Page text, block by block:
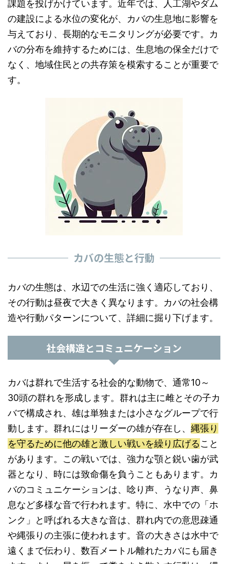
課題を投げかけています。近年では、人工湖やダム
の建設による水位の変化が、カバの生息地に影響を
与えており、長期的なモニタリングが必要です。カ
バの分布を維持するためには、生息地の保全だけで
なく、地域住民との共存策を模索することが重要で
す。
カバの生態と行動
カバの生態は、水辺での生活に強く適応しており、
その行動は昼夜で大きく異なります。カバの社会構
造や行動パターンについて、詳細に掘り下げます。
社会構造とコミュニケーション
カバは群れで生活する社会的な動物で、通常10～
30頭の群れを形成します。群れは主に雌とその子カ
バで構成され、雄は単独または小さなグループで行
動します。群れにはリーダーの雄が存在し、 縄張り
を守るために他の雄と激しい戦いを繰り広げること
があります。この戦いでは、強力な顎と鋭い歯が武
器となり、時には致命傷を負うこともあります。カ
バのコミュニケーションは、唸り声、うなり声、鼻
息など多様な音で行われます。特に、水中での「ホ
ンク」と呼ばれる大きな音は、群れ内での意思疎通
や縄張りの主張に使われます。音の大きさは水中で
遠くまで伝わり、数百メートル離れたカバにも届き